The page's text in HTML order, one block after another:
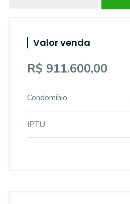
Valor venda
R$ 911.600,00
Condomínio
IPTU